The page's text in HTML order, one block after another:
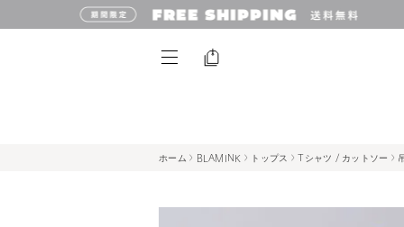
ホーム BLAMINK トップス Tシャツ / カットソー